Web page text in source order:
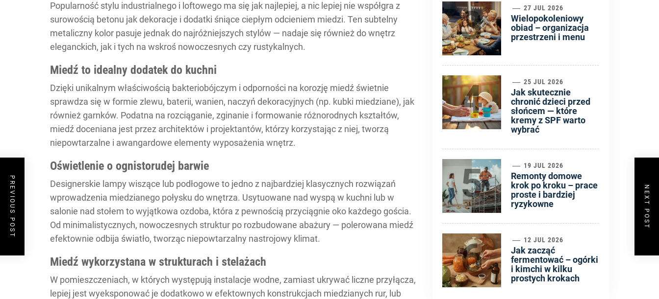
Popularność stylu industrialnego i loftowego ma się jak najlepiej, a nic lepiej nie współgra z
surowością betonu jak dekoracje i dodatki śniące ciepłym odcieniem miedzi. Ten subtelny
metaliczny kolor pasuje jednak do najróżniejszych stylów — nadaje się również do wnętrz
eleganckich, jak i tych na wskroś nowoczesnych czy rustykalnych.
Miedź to idealny dodatek do kuchni
Dzięki unikalnym właściwością bakteriobójczym i odporności na korozję miedź świetnie
sprawdza się w formie zlewu, baterii, wanien, naczyń dekoracyjnych (np. kubki miedziane), jak
również garnków. Podatna na rozciąganie, zginanie i formowanie różnorodnych kształtów,
miedź doceniana jest przez architektów i projektantów, którzy korzystając z niej, tworzą
niepowtarzalne i awangardowe elementy wyposażenia wnętrz.
Oświetlenie o ognistorudej barwie
Designerskie lampy wiszące lub podłogowe to jedno z najbardziej klasycznych rozwiązań
wprowadzenia miedzianego połysku do wnętrza. Usytuowane nad wyspą w kuchni lub w
salonie nad stołem to wyjątkowa ozdoba, która z pewnością przyciągnie oko każdego gościa.
Od minimalistycznych, nowoczesnych struktur po rozbudowane abażury — polerowana miedź
efektownie odbija światło, tworząc niepowtarzalny nastrojowy klimat.
Miedź wykorzystana w strukturach i stelażach
W pomieszczeniach, w których występują instalacje wodne, zamiast ukrywać liczne przyłącza,
lepiej jest wyeksponować je dodatkowo w efektownych konstrukcjach miedzianych rur, lub
PREVIOUS POST NEXT POST
3 27 JUL 2026
Wielopokoleniowy
obiad – organizacja
przestrzeni i menu
4 25 JUL 2026
Jak skutecznie
chronić dzieci przed
słońcem — które
kremy z SPF warto
wybrać
5 19 JUL 2026
Remonty domowe
krok po kroku – prace
proste i bardziej
ryzykowne
6 12 JUL 2026
Jak zacząć
fermentować – ogórki
i kimchi w kilku
prostych krokach